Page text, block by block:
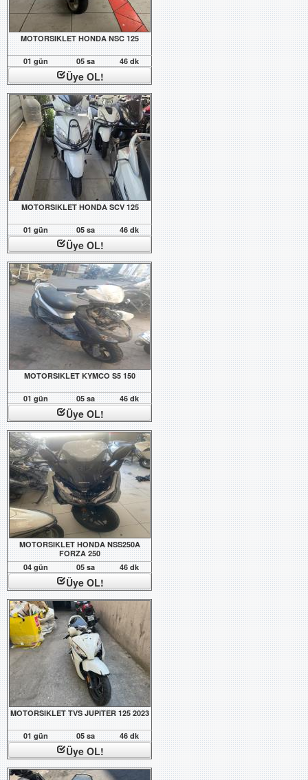
MOTORSIKLET HONDA NSC 125
01 gün 05 sa 46 dk
Üye OL!
MOTORSIKLET HONDA SCV 125
01 gün 05 sa 46 dk
Üye OL!
MOTORSIKLET KYMCO S5 150
01 gün 05 sa 46 dk
Üye OL!
MOTORSIKLET HONDA NSS250A
FORZA 250
04 gün
05 sa 46 dk
Üye OL!
MOTORSIKLET TVS JUPITER 125 2023
01 gün 05 sa 46 dk
Üye OL!